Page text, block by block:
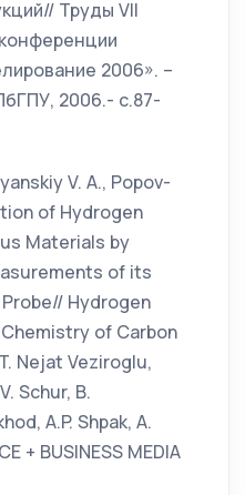
Труды VII
2006». –
2006.- c.87-
V. A., Popov-
of Hydrogen
Materials by
of its
Hydrogen
of Carbon
Nejat Veziroglu,
Schur, B.
A.P. Shpak, A.
+ BUSINESS MEDIA